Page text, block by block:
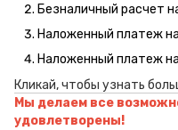
Безналичный расчет
Наложенный платеж
Наложенный платеж
Кликай, чтобы узнать
Мы делаем все
удовлетворены!